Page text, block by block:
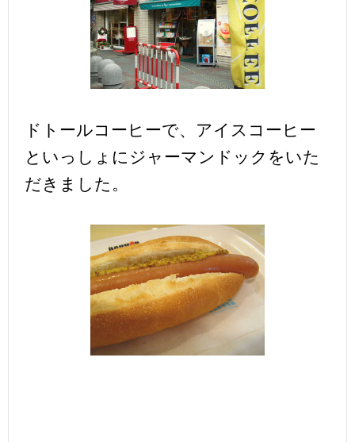
ドトールコーヒーで、アイスコーヒー
といっしょにジャーマンドックをいた
だきました。